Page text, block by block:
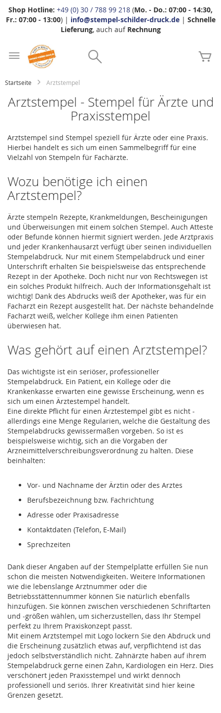
Shop Hotline: +49 (0) 30 / 788 99 218 (Mo. - Do.: 07:00 - 14:30,
Fr.: 07:00 - 13:00) | info@stempel-schilder-druck.de| Schnelle
Lieferung, auch auf Rechnung
Startseite Arztstempel
Arztstempel - Stempel für Ärzte und
Praxisstempel
Arztstempel sind Stempel speziell für Ärzte oder eine Praxis.
Hierbei handelt es sich um einen Sammelbegriff für eine
Vielzahl von Stempeln für Fachärzte.
Wozu benötige ich einen
Arztstempel?
Ärzte stempeln Rezepte, Krankmeldungen, Bescheinigungen
und Überweisungen mit einem solchen Stempel. Auch Atteste
oder Befunde können hiermit signiert werden. Jede Arztpraxis
und jeder Krankenhausarzt verfügt über seinen individuellen
Stempelabdruck. Nur mit einem Stempelabdruck und einer
Unterschrift erhalten Sie beispielsweise das entsprechende
Rezept in der Apotheke. Doch nicht nur von Rechtswegen ist
ein solches Produkt hilfreich. Auch der Informationsgehalt ist
wichtig! Dank des Abdrucks weiß der Apotheker, was für ein
Facharzt ein Rezept ausgestellt hat. Der nächste behandelnde
Facharzt weiß, welcher Kollege ihm einen Patienten
überwiesen hat.
Was gehört auf einen Arztstempel?
Das wichtigste ist ein seriöser, professioneller
Stempelabdruck. Ein Patient, ein Kollege oder die
Krankenkasse erwarten eine gewisse Erscheinung, wenn es
sich um einen Ärztestempel handelt.
Eine direkte Pflicht für einen Ärztestempel gibt es nicht -
allerdings eine Menge Regularien, welche die Gestaltung des
Stempelabdrucks gewissermaßen vorgeben. So ist es
beispielsweise wichtig, sich an die Vorgaben der
Arzneimittelverschreibungsverordnung zu halten. Diese
beinhalten:
Vor- und Nachname der Ärztin oder des Arztes
Berufsbezeichnung bzw. Fachrichtung
Adresse oder Praxisadresse
Kontaktdaten (Telefon, E-Mail)
Sprechzeiten
Dank dieser Angaben auf der Stempelplatte erfüllen Sie nun
schon die meisten Notwendigkeiten. Weitere Informationen
wie die lebenslange Arztnummer oder die
Betriebsstättennummer können Sie natürlich ebenfalls
hinzufügen. Sie können zwischen verschiedenen Schriftarten
und -größen wählen, um sicherzustellen, dass Ihr Stempel
perfekt zu Ihrem Praxiskonzept passt.
Mit einem Arztstempel mit Logo lockern Sie den Abdruck und
die Erscheinung zusätzlich etwas auf, verpflichtend ist das
jedoch selbstverständlich nicht. Zahnärzte haben auf ihrem
Stempelabdruck gerne einen Zahn, Kardiologen ein Herz. Dies
verschönert jeden Praxisstempel und wirkt dennoch
professionell und seriös. Ihrer Kreativität sind hier keine
Grenzen gesetzt.